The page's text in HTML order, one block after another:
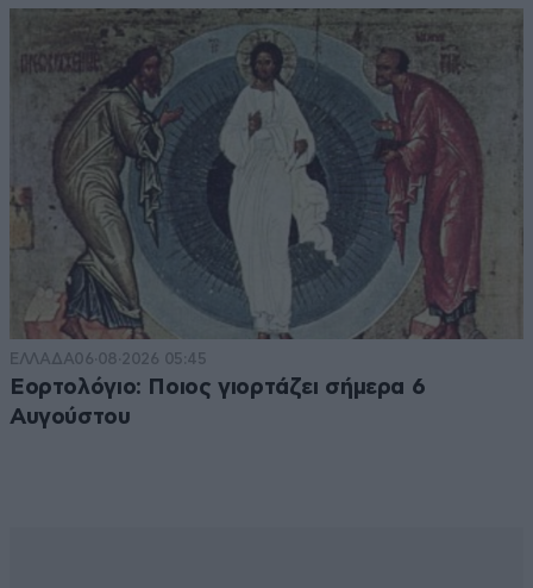
ΕΛΛΑΔΑ06·08·2026 05:45
Εορτολόγιο: Ποιος γιορτάζει σήμερα 6
Αυγούστου